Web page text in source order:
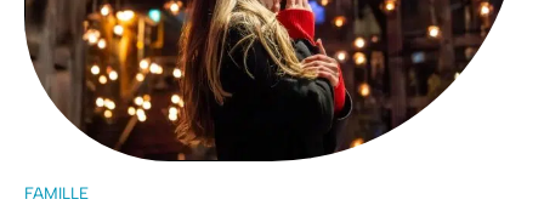
FAMILLE